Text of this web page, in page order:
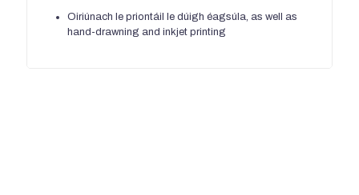
Oiriúnach le priontáil le dúigh éagsúla, as well as
hand-drawning and inkjet printing